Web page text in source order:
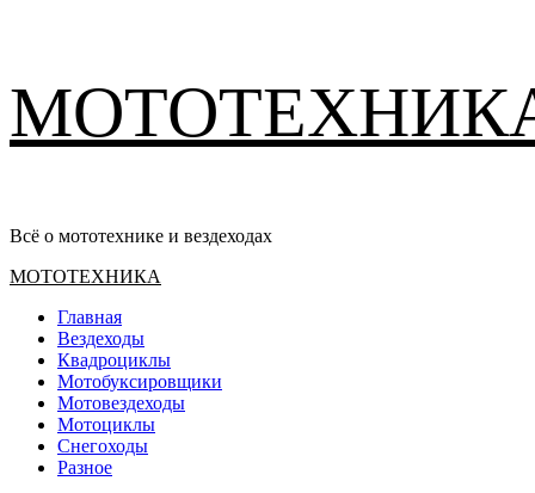
содержимому
Всё о мототехнике и вездеходах
Основное
МОТОТЕХНИКА
Главная
Вездеходы
Квадроциклы
Мотобуксировщики
Мотовездеходы
Мотоциклы
Снегоходы
Разное